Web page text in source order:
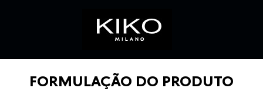
FORMULAÇÃO DO PRODUTO